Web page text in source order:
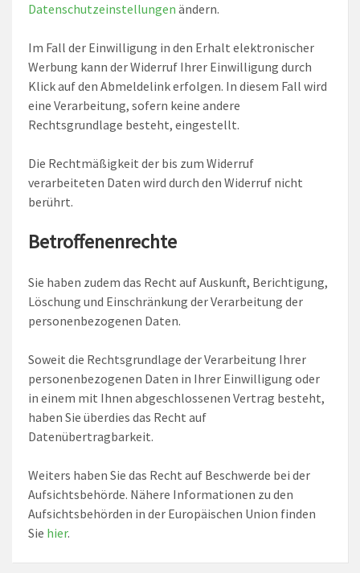
Datenschutzeinstellungen ändern.
Im Fall der Einwilligung in den Erhalt elektronischer
Werbung kann der Widerruf Ihrer Einwilligung durch
Klick auf den Abmeldelink erfolgen. In diesem Fall wird
eine Verarbeitung, sofern keine andere
Rechtsgrundlage besteht, eingestellt.
Die Rechtmäßigkeit der bis zum Widerruf
verarbeiteten Daten wird durch den Widerruf nicht
berührt.
Betroffenenrechte
Sie haben zudem das Recht auf Auskunft, Berichtigung,
Löschung und Einschränkung der Verarbeitung der
personenbezogenen Daten.
Soweit die Rechtsgrundlage der Verarbeitung Ihrer
personenbezogenen Daten in Ihrer Einwilligung oder
in einem mit Ihnen abgeschlossenen Vertrag besteht,
haben Sie überdies das Recht auf
Datenübertragbarkeit.
Weiters haben Sie das Recht auf Beschwerde bei der
Aufsichtsbehörde. Nähere Informationen zu den
Aufsichtsbehörden in der Europäischen Union finden
Sie hier.